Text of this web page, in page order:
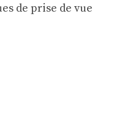
de prise de vue